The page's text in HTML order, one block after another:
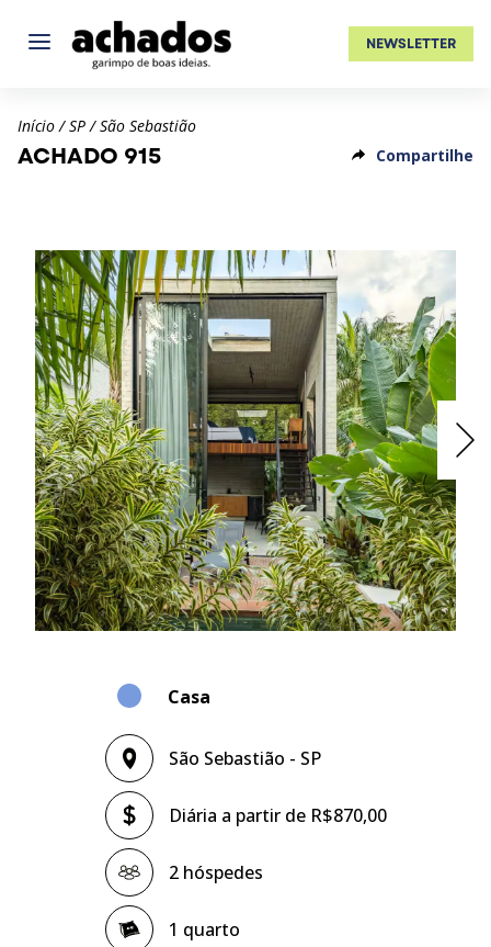
NEWSLETTER
Início / SP / São Sebastião
ACHADO 915 Compartilhe
Casa
São Sebastião - SP
Diária a partir de R$870,00
2 hóspedes
1 quarto